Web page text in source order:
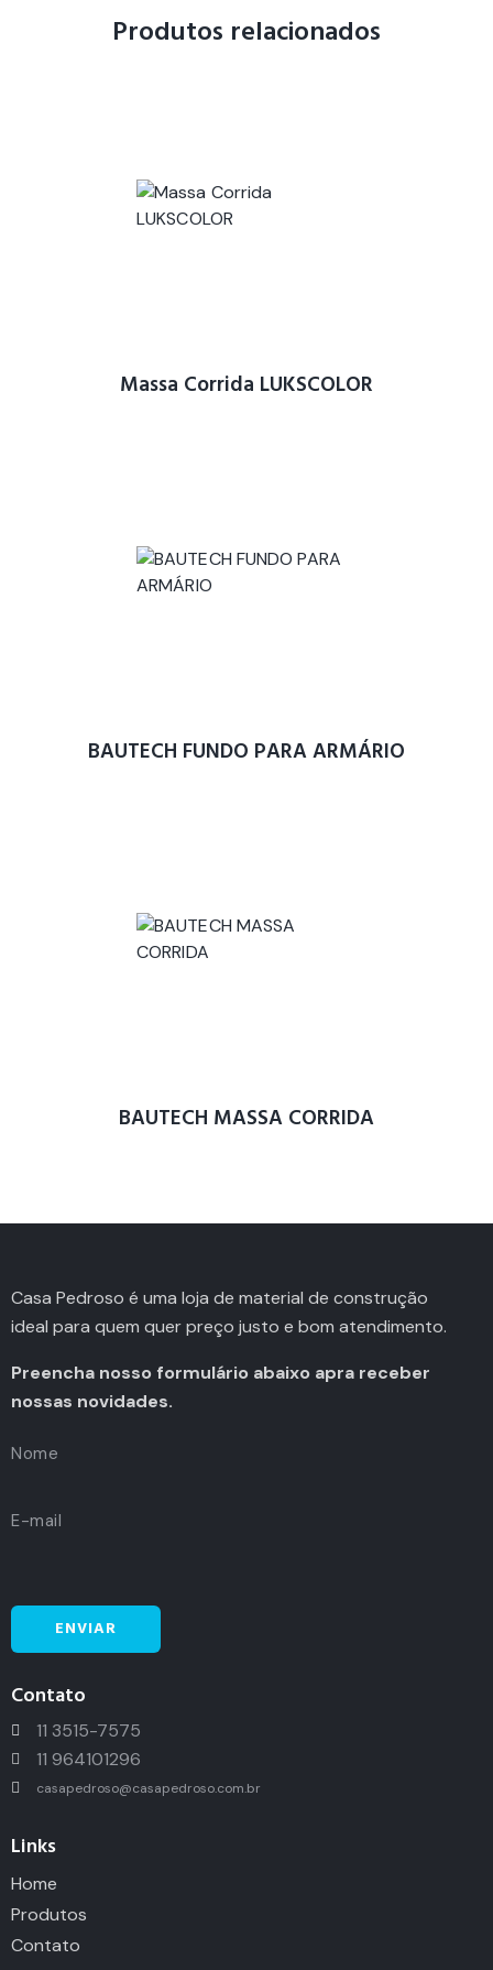
Produtos relacionados
Massa Corrida LUKSCOLOR
BAUTECH FUNDO PARA ARMÁRIO
BAUTECH MASSA CORRIDA
Casa Pedroso é uma loja de material de construção
ideal para quem quer preço justo e bom atendimento.
Preencha nosso formulário abaixo apra receber
nossas novidades.
Contato
11 3515-7575
11 964101296
casapedroso@casapedroso.com.br
Links
Home
Produtos
Contato